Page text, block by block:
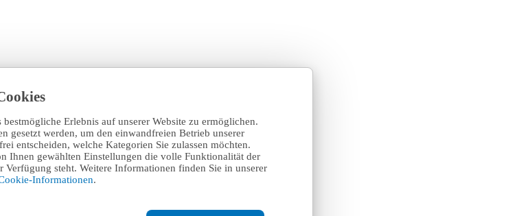
Erlebnis auf unserer Website zu ermöglichen.
gesetzt werden, um den einwandfreien Betrieb unserer
entscheiden, welche Kategorien Sie zulassen möchten.
Ihnen gewählten Einstellungen die volle Funktionalität der
Verfügung steht. Weitere Informationen finden Sie in unserer
Informationen.